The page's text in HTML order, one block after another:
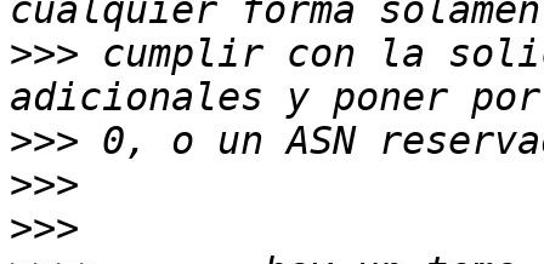
>>> cumplir con la
>>>
>>>
>>>